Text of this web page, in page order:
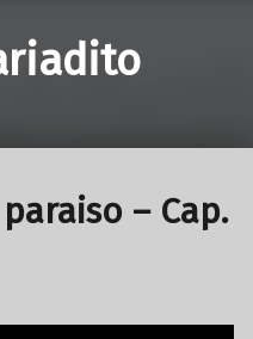
– Cap.